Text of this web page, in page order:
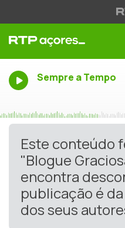
Sempre a Tempo
Este conteúdo
"Blogue
encontra
publicação é
dos seus